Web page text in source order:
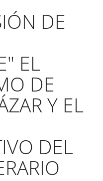
DE
EL
DE
Y EL
DEL